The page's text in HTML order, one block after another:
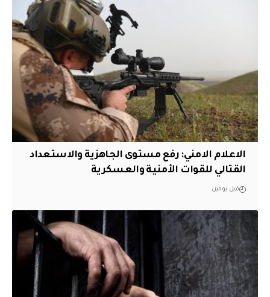
الاعلام الامني: رفع مستوى الجاهزية والاستعداد
القتالي للقوات الأمنية والعسكرية
قبل يومين